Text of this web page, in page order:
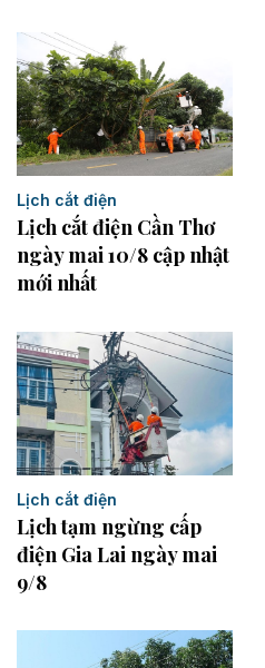
Lịch cắt điện
Lịch cắt điện Cần Thơ
ngày mai 10/8 cập nhật
mới nhất
Lịch cắt điện
Lịch tạm ngừng cấp
điện Gia Lai ngày mai
9/8